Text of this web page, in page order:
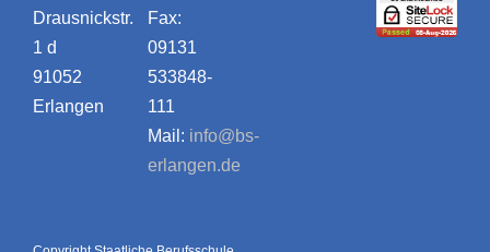
Drausnickstr.
1 d
91052
Erlangen
Fax:
09131
533848-
111
Mail: info@bs-
erlangen.de